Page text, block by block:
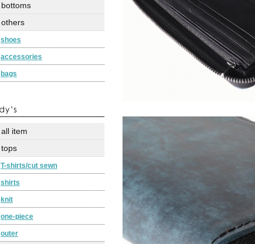
bottoms
others
shoes
accessories
bags
all item
tops
T-shirts/cut sewn
shirts
knit
one-piece
outer